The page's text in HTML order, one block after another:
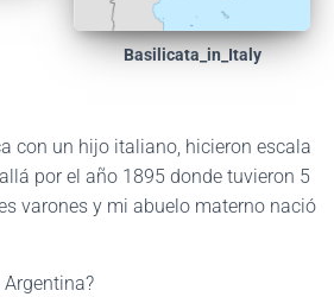
Basilicata_in_Italy
con un hijo italiano, hicieron escala
por el año 1895 donde tuvieron 5
varones y mi abuelo materno nació